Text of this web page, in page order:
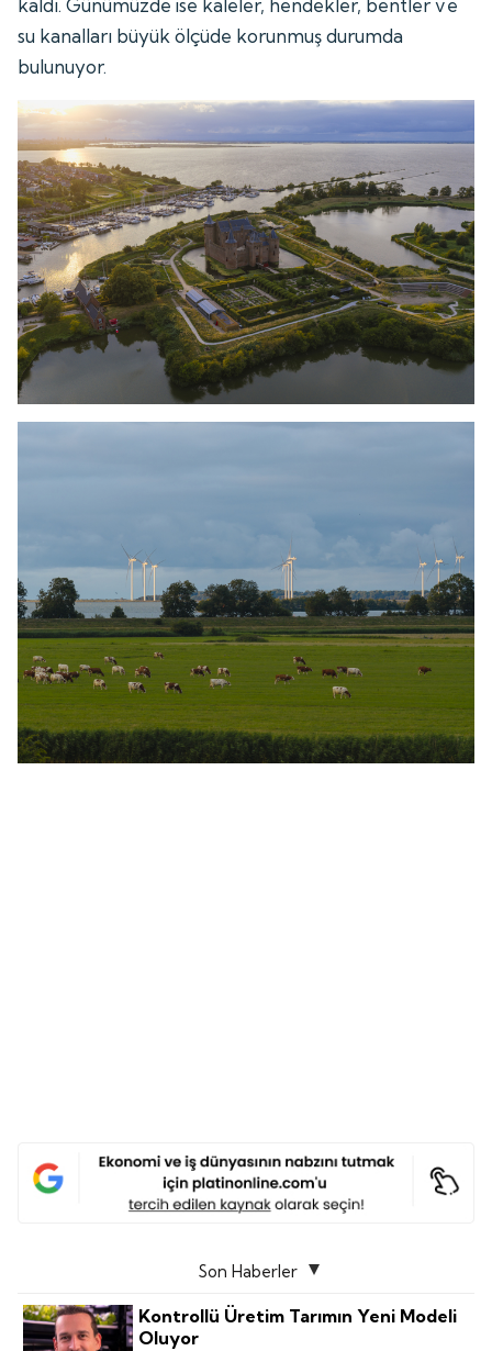
kaldı. Günümüzde ise kaleler, hendekler, bentler ve
su kanalları büyük ölçüde korunmuş durumda
bulunuyor.
Son Haberler
Kontrollü Üretim Tarımın Yeni Modeli
Oluyor